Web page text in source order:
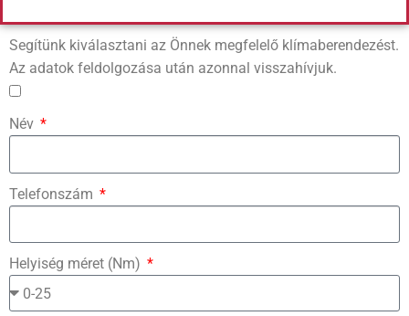
Segítünk kiválasztani az Önnek megfelelő klímaberendezést.
Az adatok feldolgozása után azonnal visszahívjuk.
Név
Telefonszám
Helyiség méret (Nm)